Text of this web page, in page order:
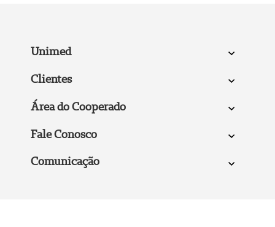
Unimed
Clientes
Área do Cooperado
Fale Conosco
Comunicação